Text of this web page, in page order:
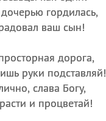
гордилась,
ваш сын!
дорога,
руки подставляй!
слава Богу,
и процветай!